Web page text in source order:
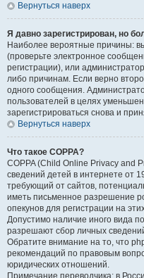
Вернуться наверх
Я давно зарегистрирован, но
Наиболее вероятные причины:
(проверьте электронное
регистрации), или
либо причинам. Если верно
одного сообщения.
пользователей в целях
зарегистрироваться снова и
Вернуться наверх
Что такое COPPA?
COPPA (Child Online Privacy and
сведений детей в интернете от
требующий от сайтов,
иметь письменное разрешение
опекунов для регистрации на
Допустимо наличие иного вида
разрешают сбор личных
Обратите внимание на то, что
рекомендаций по правовым
юридических отношений.
Примечание переводчика: в